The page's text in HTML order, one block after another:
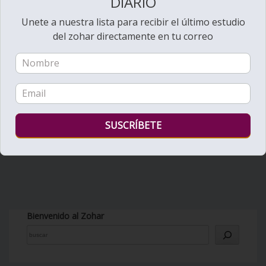
Bienvenido al Zohar
Unete a nuestra lista para recibir el último estudio
del zohar directamente en tu correo